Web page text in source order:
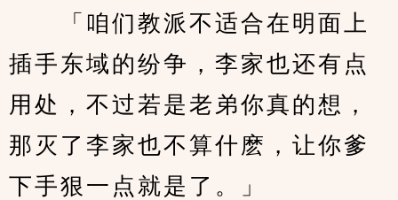
「咱们教派不适合在明面上
插手东域的纷争，李家也还有点
用处，不过若是老弟你真的想，
那灭了李家也不算什麽，让你爹
下手狠一点就是了。」